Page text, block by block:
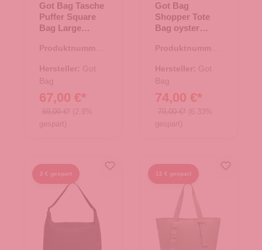
Got Bag Tasche
Puffer Square
Bag Large
black
Produktnummer:
Hersteller: Got
Bag
67,00 €*
69,00 €* (2.9%
gespart)
Got Bag
Shopper Tote
Bag oyster
Produktnummer:
Hersteller: Got
Bag
74,00 €*
79,00 €* (6.33%
gespart)
2 € gespart 12 € gespart